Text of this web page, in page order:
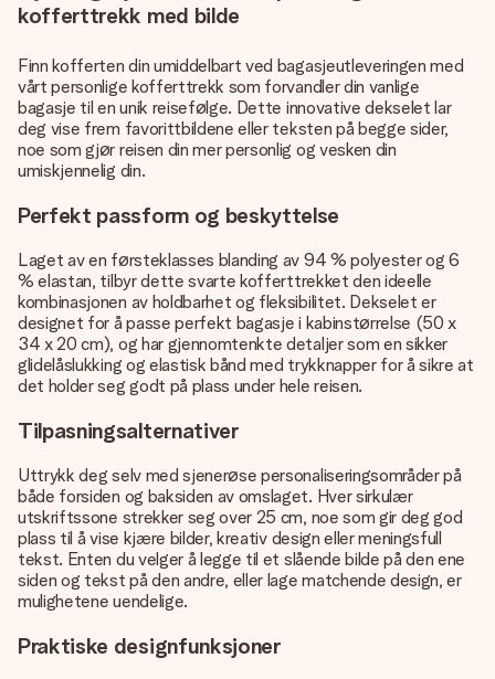
kofferttrekk med bilde
Finn kofferten din umiddelbart ved bagasjeutleveringen med
vårt personlige kofferttrekk som forvandler din vanlige
bagasje til en unik reisefølge. Dette innovative dekselet lar
deg vise frem favorittbildene eller teksten på begge sider,
noe som gjør reisen din mer personlig og vesken din
umiskjennelig din.
Perfekt passform og beskyttelse
Laget av en førsteklasses blanding av 94 % polyester og 6
% elastan, tilbyr dette svarte kofferttrekket den ideelle
kombinasjonen av holdbarhet og fleksibilitet. Dekselet er
designet for å passe perfekt bagasje i kabinstørrelse (50 x
34 x 20 cm), og har gjennomtenkte detaljer som en sikker
glidelåslukking og elastisk bånd med trykknapper for å sikre at
det holder seg godt på plass under hele reisen.
Tilpasningsalternativer
Uttrykk deg selv med sjenerøse personaliseringsområder på
både forsiden og baksiden av omslaget. Hver sirkulær
utskriftssone strekker seg over 25 cm, noe som gir deg god
plass til å vise kjære bilder, kreativ design eller meningsfull
tekst. Enten du velger å legge til et slående bilde på den ene
siden og tekst på den andre, eller lage matchende design, er
mulighetene uendelige.
Praktiske designfunksjoner